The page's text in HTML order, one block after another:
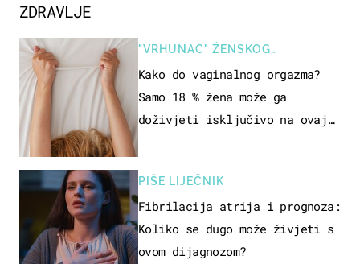
ZDRAVLJE
"VRHUNAC" ŽENSKOG
SEKSUALNOG ISKUSTVA
Kako do vaginalnog orgazma?
Samo 18 % žena može ga
doživjeti isključivo na ovaj
PIŠE LIJEČNIK
Fibrilacija atrija i prognoza:
Koliko se dugo može živjeti s
ovom dijagnozom?